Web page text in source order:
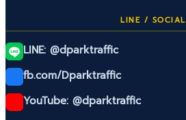
LINE / SOCIAL
LINE: @dparktraffic
fb.com/Dparktraffic
YouTube: @dparktraffic